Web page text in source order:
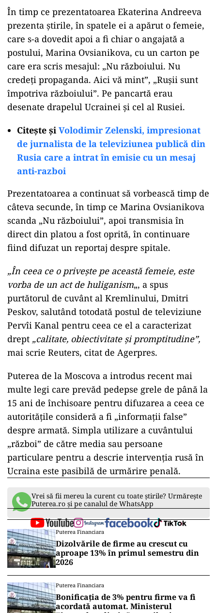
În timp ce prezentatoarea Ekaterina Andreeva
prezenta ştirile, în spatele ei a apărut o femeie,
care s-a dovedit apoi a fi chiar o angajată a
postului, Marina Ovsianikova, cu un carton pe
care era scris mesajul: „Nu războiului. Nu
credeţi propaganda. Aici vă mint”, „Ruşii sunt
împotriva războiului”. Pe pancartă erau
desenate drapelul Ucrainei şi cel al Rusiei.
Citește și Volodimir Zelenski, impresionat
de jurnalista de la televiziunea publică din
Rusia care a intrat în emisie cu un mesaj
anti-razboi
Prezentatoarea a continuat să vorbească timp de
câteva secunde, în timp ce Marina Ovsianikova
scanda „Nu războiului”, apoi transmisia în
direct din platou a fost oprită, în continuare
fiind difuzat un reportaj despre spitale.
„În ceea ce o priveşte pe această femeie, este
vorba de un act de huliganism„, a spus
purtătorul de cuvânt al Kremlinului, Dmitri
Peskov, salutând totodată postul de televiziune
Pervîi Kanal pentru ceea ce el a caracterizat
drept „calitate, obiectivitate şi promptitudine”,
mai scrie Reuters, citat de Agerpres.
Puterea de la Moscova a introdus recent mai
multe legi care prevăd pedepse grele de până la
15 ani de închisoare pentru difuzarea a ceea ce
autorităţile consideră a fi „informaţii false”
despre armată. Simpla utilizare a cuvântului
„război” de către media sau persoane
particulare pentru a descrie intervenţia rusă în
Ucraina este pasibilă de urmărire penală.
Vrei să fii mereu la curent cu toate știrile? Urmărește
Puterea.ro și pe canalul de WhatsApp
Puterea Financiara
Dizolvările de firme au crescut cu
aproape 13% în primul semestru din
2026
Puterea Financiara
Bonificația de 3% pentru firme va fi
acordată automat. Ministerul